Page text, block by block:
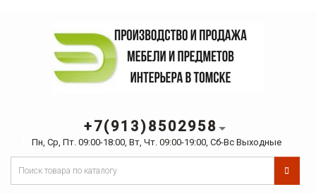
+7(913)8502958
Пн, Ср, Пт. 09:00-18:00, Вт, Чт. 09:00-19:00, Сб-Вс Выходные